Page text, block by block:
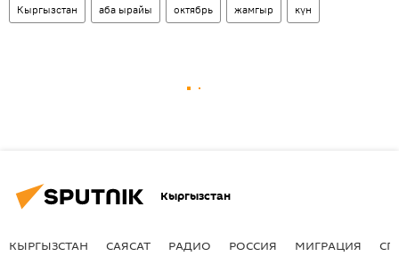
Кыргызстан аба ырайы октябрь жамгыр күн
Кыргызстан
КЫРГЫЗСТАН САЯСАТ РАДИО РОССИЯ МИГРАЦИЯ